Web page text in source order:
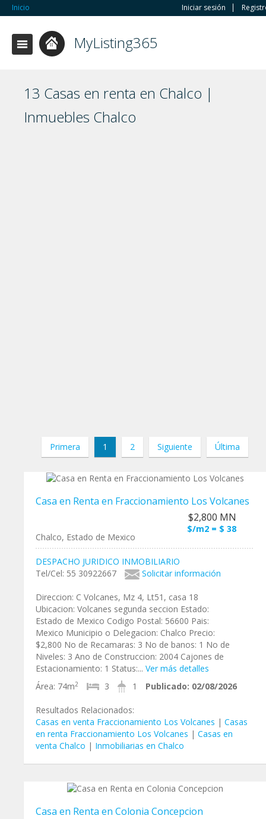
Inicio Iniciar sesión
MyListing365
13 Casas en renta en Chalco |
Inmuebles Chalco
Primera 1 2 Siguiente Última
Casa en Renta en Fraccionamiento Los Volcanes
$2,800 MN
$/m2 = $ 38
Chalco, Estado de Mexico
DESPACHO JURIDICO INMOBILIARIO
Tel/Cel: 55 30922667
Solicitar información
Direccion: C Volcanes, Mz 4, Lt51, casa 18
Ubicacion: Volcanes segunda seccion Estado:
Estado de Mexico Codigo Postal: 56600 Pais:
Mexico Municipio o Delegacion: Chalco Precio:
$2,800 No de Recamaras: 3 No de banos: 1 No de
Niveles: 3 Ano de Construccion: 2004 Cajones de
Estacionamiento: 1 Status:... Ver más detalles
Área: 74m2 3 1 Publicado: 02/08/2026
Resultados Relacionados:
Casas en venta Fraccionamiento Los Volcanes | Casas
en renta Fraccionamiento Los Volcanes | Casas en
venta Chalco | Inmobiliarias en Chalco
Casa en Renta en Colonia Concepcion